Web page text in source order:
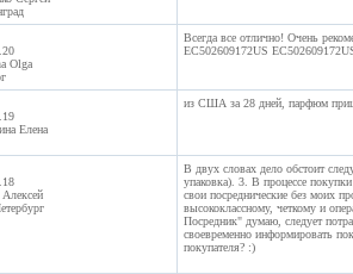
Olga
Всегда все отлично! Очень
EC502609172US
Елена
из США за 28 дней, парфюм
В двух словах дело обстоит
упаковка). 3. В процессе
свои посреднические без моих
высококлассному, четкому и
Посредник" думаю, следует
своевременно информировать
покупателя? :)